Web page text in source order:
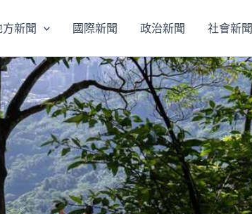
方新聞 國際新聞 政治新聞 社會新聞